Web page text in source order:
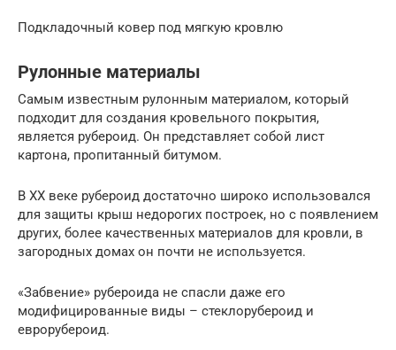
Подкладочный ковер под мягкую кровлю
Рулонные материалы
Самым известным рулонным материалом, который
подходит для создания кровельного покрытия,
является рубероид. Он представляет собой лист
картона, пропитанный битумом.
В ХХ веке рубероид достаточно широко использовался
для защиты крыш недорогих построек, но с появлением
других, более качественных материалов для кровли, в
загородных домах он почти не используется.
«Забвение» рубероида не спасли даже его
модифицированные виды – стеклорубероид и
еврорубероид.